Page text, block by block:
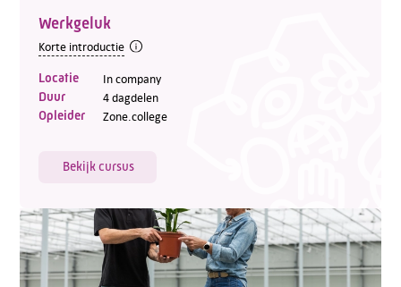
Werkgeluk
Korte introductie
Locatie In company
Duur 4 dagdelen
Opleider Zone.college
Bekijk cursus